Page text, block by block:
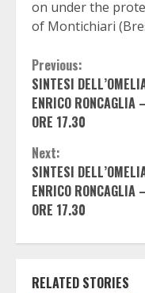
on under the
of Montichiari
Continue
Reading
Previous:
SINTESI
ENRICO
ORE 17.30
Next:
SINTESI
ENRICO
ORE 17.30
RELATED STORIES